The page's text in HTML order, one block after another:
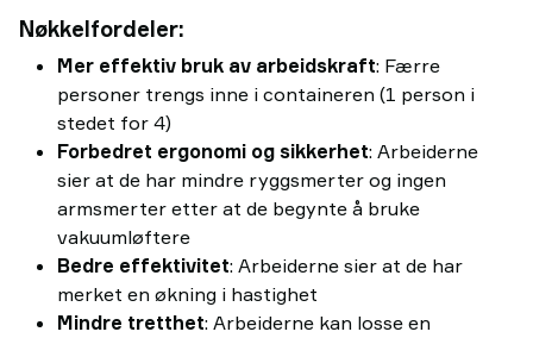
Nøkkelfordeler:
Mer effektiv bruk av arbeidskraft: Færre
personer trengs inne i containeren (1 person i
stedet for 4)
Forbedret ergonomi og sikkerhet: Arbeiderne
sier at de har mindre ryggsmerter og ingen
armsmerter etter at de begynte å bruke
vakuumløftere
Bedre effektivitet: Arbeiderne sier at de har
merket en økning i hastighet
Mindre tretthet: Arbeiderne kan losse en